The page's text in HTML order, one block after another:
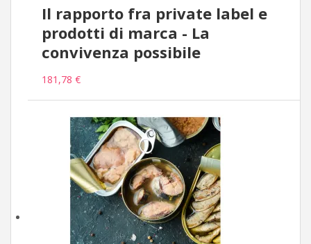
Il rapporto fra private label e
prodotti di marca - La
convivenza possibile
181,78 €